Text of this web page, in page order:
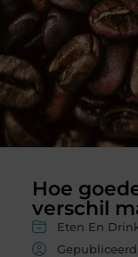
Hoe
verschil
Eten En